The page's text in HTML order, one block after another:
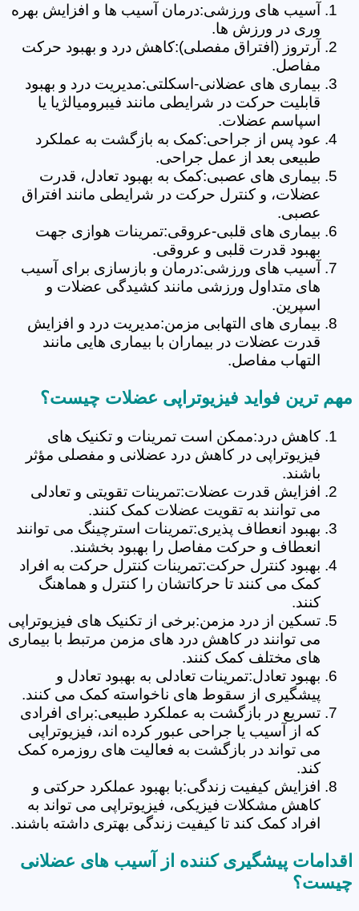
آسیب های ورزشی:درمان آسیب ها و افزایش بهره
وری در ورزش ها.
آرتروز (افتراق مفصلی):کاهش درد و بهبود حرکت
مفاصل.
بیماری های عضلانی-اسکلتی:مدیریت درد و بهبود
قابلیت حرکت در شرایطی مانند فیبرومیالژیا یا
اسپاسم عضلات.
عود پس از جراحی:کمک به بازگشت به عملکرد
طبیعی بعد از عمل جراحی.
بیماری های عصبی:کمک به بهبود تعادل، قدرت
عضلات، و کنترل حرکت در شرایطی مانند افتراق
عصبی.
بیماری های قلبی-عروقی:تمرینات هوازی جهت
بهبود قدرت قلبی و عروقی.
آسیب های ورزشی:درمان و بازسازی برای آسیب
های متداول ورزشی مانند کشیدگی عضلات و
اسپرین.
بیماری های التهابی مزمن:مدیریت درد و افزایش
قدرت عضلات در بیماران با بیماری هایی مانند
التهاب مفاصل.
مهم ترین فواید فیزیوتراپی عضلات چیست؟
کاهش درد:ممکن است تمرینات و تکنیک های
فیزیوتراپی در کاهش درد عضلانی و مفصلی مؤثر
باشند.
افزایش قدرت عضلات:تمرینات تقویتی و تعادلی
می توانند به تقویت عضلات کمک کنند.
بهبود انعطاف پذیری:تمرینات استرچینگ می توانند
انعطاف و حرکت مفاصل را بهبود بخشند.
بهبود کنترل حرکت:تمرینات کنترل حرکت به افراد
کمک می کنند تا حرکاتشان را کنترل و هماهنگ
کنند.
تسکین از درد مزمن:برخی از تکنیک های فیزیوتراپی
می توانند در کاهش درد های مزمن مرتبط با بیماری
های مختلف کمک کنند.
بهبود تعادل:تمرینات تعادلی به بهبود تعادل و
پیشگیری از سقوط های ناخواسته کمک می کنند.
تسریع در بازگشت به عملکرد طبیعی:برای افرادی
که از آسیب یا جراحی عبور کرده اند، فیزیوتراپی
می تواند در بازگشت به فعالیت های روزمره کمک
کند.
افزایش کیفیت زندگی:با بهبود عملکرد حرکتی و
کاهش مشکلات فیزیکی، فیزیوتراپی می تواند به
افراد کمک کند تا کیفیت زندگی بهتری داشته باشند.
اقدامات پیشگیری کننده از آسیب های عضلانی
چیست؟